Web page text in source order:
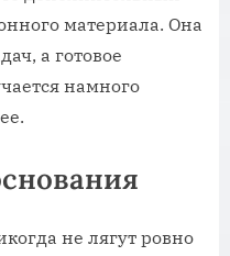
материала. Она
а готовое
намного
не лягут ровно